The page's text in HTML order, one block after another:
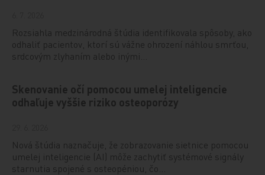
Rozsiahla medzinárodná štúdia identifikovala spôsoby, ako
odhaliť pacientov, ktorí sú vážne ohrození náhlou smrťou,
srdcovým zlyhaním alebo inými…
Skenovanie očí pomocou umelej inteligencie
odhaľuje vyššie riziko osteoporózy
Nová štúdia naznačuje, že zobrazovanie sietnice pomocou
umelej inteligencie (AI) môže zachytiť systémové signály
starnutia spojené s osteopéniou, čo…